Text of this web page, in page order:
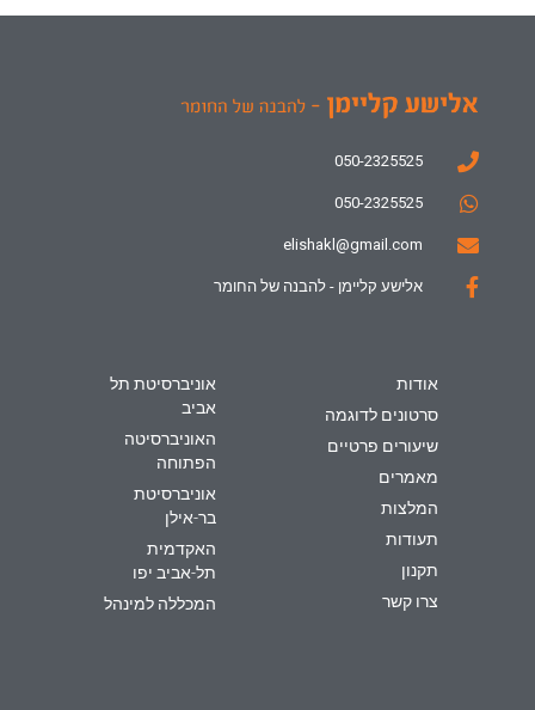
050-2325525
050-2325525
elishakl@gmail.com
אלישע קליימן - להבנה של החומר
אודות
סרטונים לדוגמה
שיעורים פרטיים
מאמרים
המלצות
תעודות
תקנון
צרו קשר
אוניברסיטת תל
אביב
האוניברסיטה
הפתוחה
אוניברסיטת
בר-אילן
האקדמית
תל-אביב יפו
המכללה למינהל